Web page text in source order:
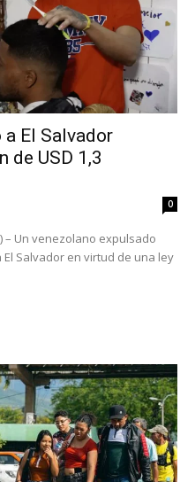
El Salvador
de USD 1,3
0
– Un venezolano expulsado
Salvador en virtud de una ley